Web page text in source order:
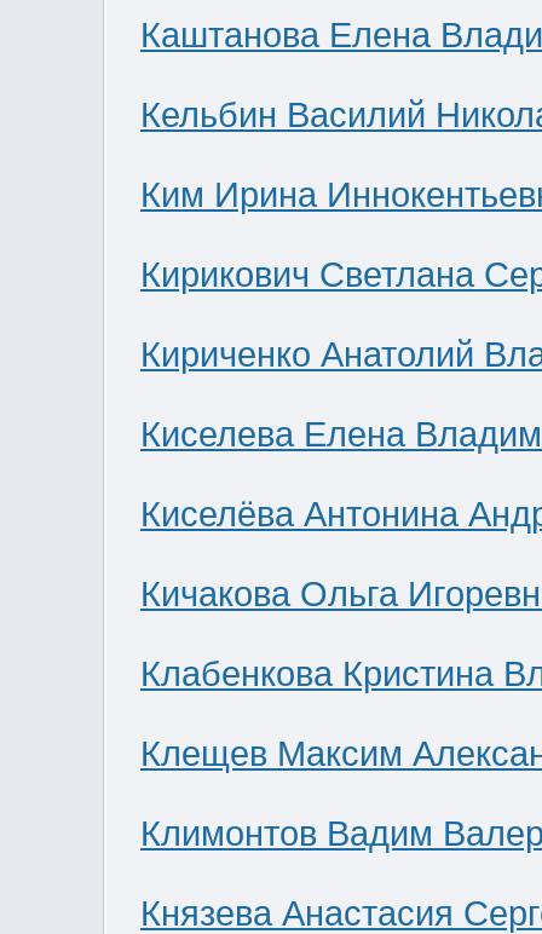
Каштанова Елена
Кельбин Василий
Ким Ирина
Кирикович Светлана
Кириченко Анатолий
Киселева Елена
Киселёва Антонина
Кичакова Ольга
Клабенкова Кристина
Клещев Максим
Климонтов Вадим
Князева Анастасия